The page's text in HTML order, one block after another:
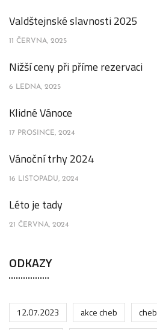
Valdštejnské slavnosti 2025
11 ČERVNA, 2025
Nižší ceny při příme rezervaci
6 LEDNA, 2025
Klidné Vánoce
17 PROSINCE, 2024
Vánoční trhy 2024
16 LISTOPADU, 2024
Léto je tady
21 ČERVNA, 2024
ODKAZY
12.07.2023 akce cheb cheb